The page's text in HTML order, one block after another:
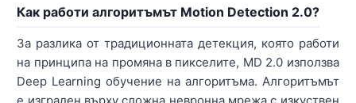
Как работи алгоритъмът Motion Detection 2.0?
За разлика от традиционната детекция, която работи
на принципа на промяна в пикселите, MD 2.0 използва
Deep Learning обучение на алгоритъма. Алгоритъмът